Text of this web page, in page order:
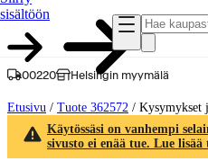
sisältöön
00220 Helsingin myymälä
Etusivu / Tuote 362572 / Kysymykset
Käytössäsi on vanhempi
sivusto ei enää tue. Lue lisää